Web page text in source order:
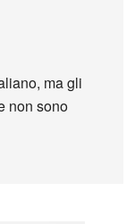
ma gli
non sono